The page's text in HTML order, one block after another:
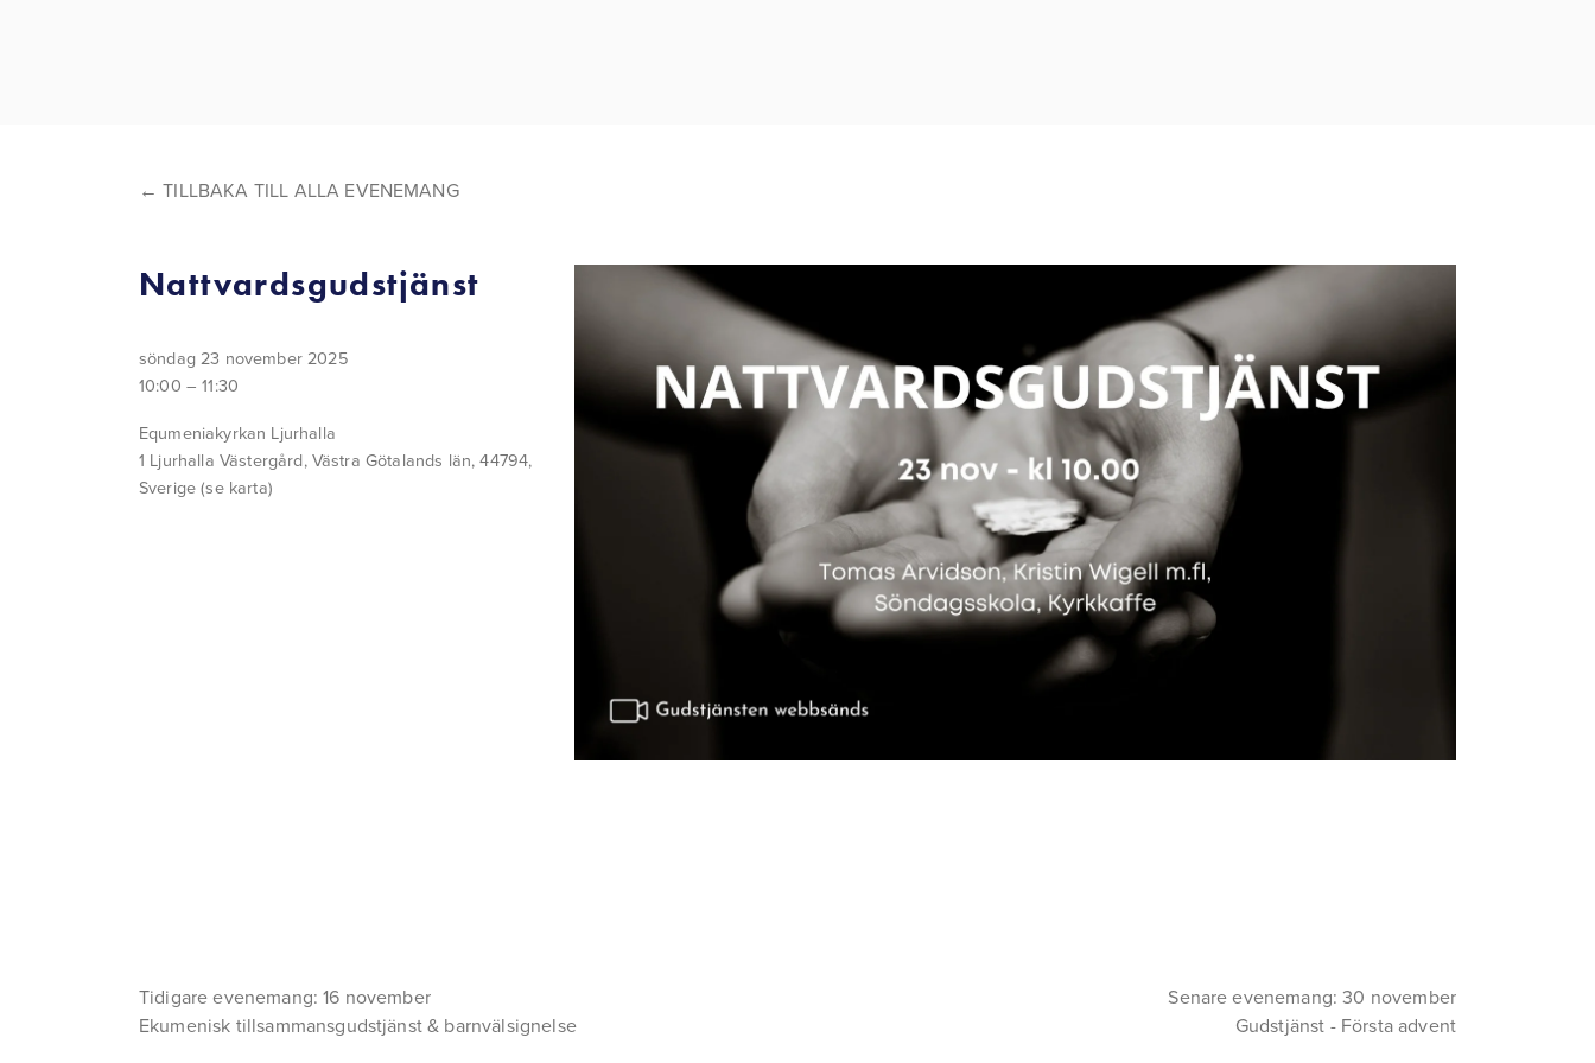
TILLBAKA TILL ALLA EVENEMANG
Nattvardsgudstjänst
söndag 23 november 2025
10:00
11:30
Equmeniakyrkan Ljurhalla
1 Ljurhalla Västergård Västra Götalands län, 44794
Sverige (se karta)
Tidigare evenemang: 16 november
Ekumenisk tillsammansgudstjänst & barnvälsignelse
Senare evenemang: 30 november
Gudstjänst - Första advent